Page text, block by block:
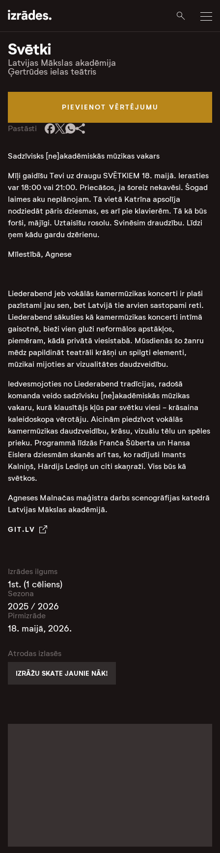
Svētki
Latvijas Mākslas akadēmija
Ģertrūdes ielas teātris
PIEVIENOT VĒRTĒJUMU
Pastāsti
Sadzīvisks [ne]akadēmiskās mūzikas vakars
Mīļi gaidīšu Tevi uz draugu SVĒTKIEM 18. maijā. Ierasties
var 18:00 vai 21:00. Priecāšos, ja šoreiz nekavēsi. Šogad
laimes aku neplānojam. Tā vietā Katrīna apsolīja
nodziedāt pāris dziesmas, es arī pie klavierēm. Tā kā būs
forši, mājīgi. Uztaisīšu rosolu. Svinēsim draudzību. Līdzi
ņem kādu gardu dzērienu.
Mīlestībā, Agnese
Liederabend jeb vokālās kamermūzikas koncerti ir plaši
pazīstami jau sen, bet Latvijā tie arvien sastopami reti.
Liederabend sākušies kā kamermūzikas koncerti intīmā
gaisotnē, bieži vien gluži neformālos apstākļos,
piemēram, kādā privātā viesistabā. Mūsdienās šo žanru
mēdz papildināt teatrāli krāšņi un spilgti elementi,
mūzikai mijoties ar vizualitātes daudzveidību.
Iedvesmojoties no Liederabend tradīcijas, radošā
komanda veido sadzīvisku [ne]akadēmiskās mūzikas
vakaru, kurā klausītājs kļūs par svētku viesi - krāsaina
kaleidoskopa vērotāju. Aicinām piedzīvot vokālās
kamermūzikas daudzveidību, krāsu, vizuālu tēlu un spēles
prieku. Programmā līdzās Franča Šūberta un Hansa
Eislera dziesmām skanēs arī tas, ko radījuši Imants
Kalniņš, Hārdijs Lediņš un citi skaņraži. Viss būs kā
svētkos.
Agneses Malnačas maģistra darbs scenogrāfijas katedrā
Latvijas Mākslas akadēmijā.
GIT.LV
Izrādes ilgums
1st. (1 cēliens)
Sezona
2025 / 2026
Pirmizrāde
18. maijā, 2026.
Atrodas izlasēs
IZRĀŽU SKATE JAUNIE NĀK!